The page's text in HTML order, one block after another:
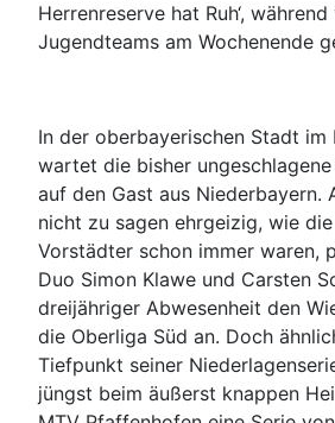
Herrenreserve hat Ruh‘,
Jugendteams am Wochenende
In der oberbayerischen Stadt im
wartet die bisher
auf den Gast aus Niederbayern.
nicht zu sagen ehrgeizig, wie
Vorstädter schon immer waren,
Duo Simon Klawe und Carsten
dreijähriger Abwesenheit den
die Oberliga Süd an. Doch
Tiefpunkt seiner
jüngst beim äußerst knappen